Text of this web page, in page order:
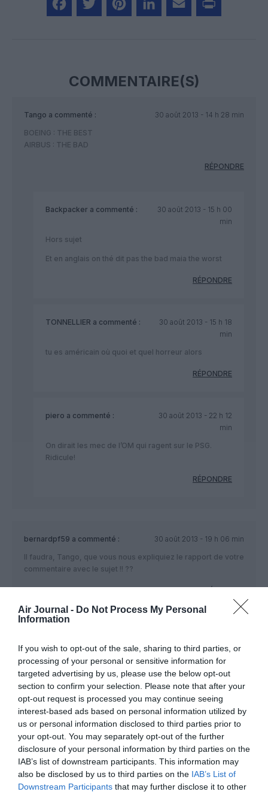
Air Journal - Do Not Process My Personal
Information
If you wish to opt-out of the sale, sharing to third parties, or
processing of your personal or sensitive information for
targeted advertising by us, please use the below opt-out
section to confirm your selection. Please note that after your
opt-out request is processed you may continue seeing
interest-based ads based on personal information utilized by
us or personal information disclosed to third parties prior to
your opt-out. You may separately opt-out of the further
disclosure of your personal information by third parties on the
IAB’s list of downstream participants. This information may
also be disclosed by us to third parties on the IAB’s List of
Downstream Participants that may further disclose it to other
COMMENTAIRE(S)
Tango a commenté :
30 août 2013 - 14 h 28 min
BOEING : THE BEST
AIRBUS : THE BAD
RÉPONDRE
Backpacker a commenté :
30 août 2013 - 15 h 00
min
Hors sujet
Et en anglais on thé dit pas the bad maia the worst
RÉPONDRE
TONNELLIER a commenté :
30 août 2013 - 15 h 18
min
tu es américain où quoi et quel horreur alors
RÉPONDRE
piero a commenté :
30 août 2013 - 22 h 12
min
On dirait les mec de l’OM qui ragent sur le PSG.
Ridicule!
RÉPONDRE
bernardpf59 a commenté :
30 août 2013 - 19 h 06 min
Il faudra, Tango, que vous nous expliquiez le rapport de votre
commentaire avec le sujet !! ??
Allo Papa Tango???…mais pas Bravo!!!!!
RÉPONDRE
MARCa commenté :
31 août 2013 - 12 h 58 min
Vous êtes vraiment des abrutis, vous êtes tous tombés dans
le panneau. TANGO voulait vous avoir et il vous a eu! 🙂
RÉPONDRE